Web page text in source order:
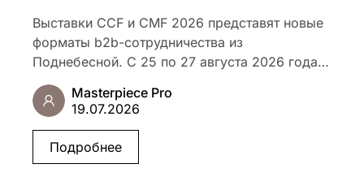
Выставки CCF и CMF 2026 представят новые
форматы b2b-сотрудничества из
Поднебесной. С 25 по 27 августа 2026 года…
Masterpiece Pro
19.07.2026
Подробнее